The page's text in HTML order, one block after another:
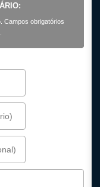
Campos obrigatórios